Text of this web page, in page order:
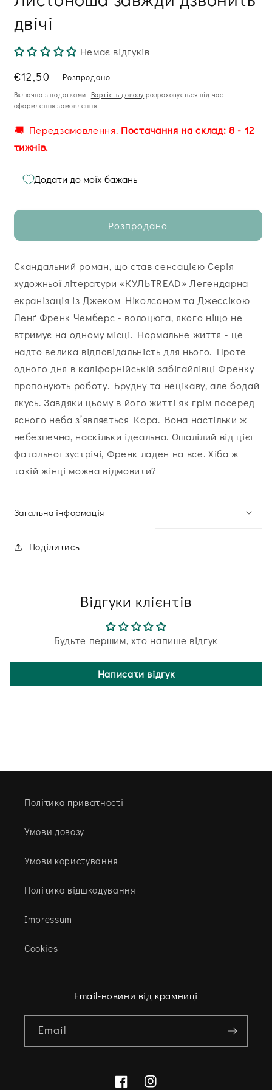
модальному
вікні
двічі
Немає відгуків
Звична
ціна
€12,50 Розпродано
Включно з податками. Вартість довозу розраховується під час
оформлення замовлення.
🚚 Передзамовлення. Постачання на склад: 8 - 12
тижнів.
Додати до моїх бажань
Розпродано
Скандальний роман, що став сенсацією Серія
художньої літератури «КУЛЬТREAD» Легендарна
екранізація із Джеком Ніколсоном та Джессікою
Ленґ Френк Чемберс - волоцюга, якого ніщо не
втримує на одному місці. Нормальне життя - це
надто велика відповідальність для нього. Проте
одного дня в каліфорнійській забігайлівці Френку
пропонують роботу. Брудну та нецікаву, але бодай
якусь. Завдяки цьому в його житті як грім посеред
ясного неба з’являється Кора. Вона настільки ж
небезпечна, наскільки ідеальна. Ошалілий від цієї
фатальної зустрічі, Френк ладен на все. Хіба ж
такій жінці можна відмовити?
Загальна інформація
Поділитись
Відгуки клієнтів
Будьте першим, хто напише відгук
Написати відгук
Політика приватності
Умови довозу
Умови користування
Політика відшкодування
Impressum
Cookies
Email-новини від крамниці
Email